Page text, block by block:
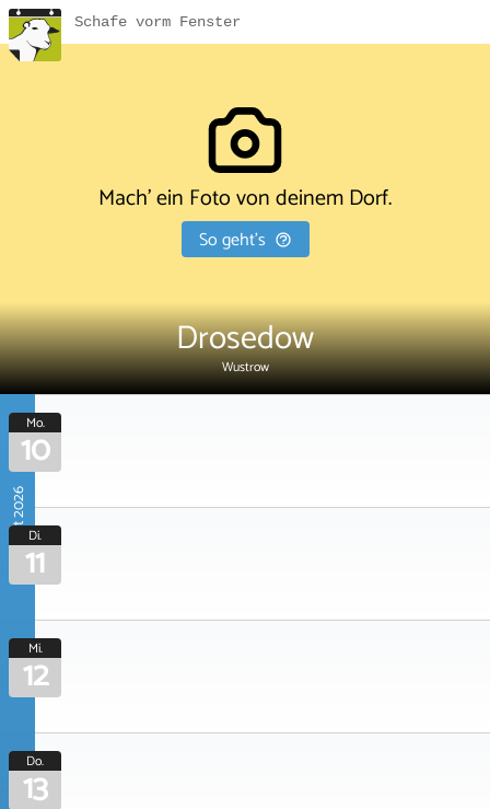
Schafe vorm Fenster
Mach' ein Foto von deinem Dorf.
So geht's
Drosedow
Wustrow
August 2026
Mo.
10
Di.
11
Mi.
12
Do.
13